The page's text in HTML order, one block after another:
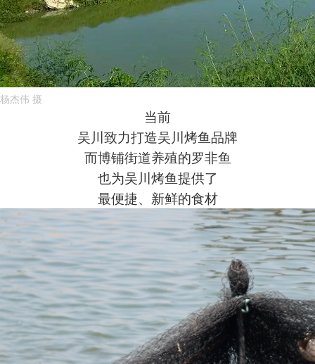
杨杰伟 摄
当前
吴川致力打造吴川烤鱼品牌
而博铺街道养殖的罗非鱼
也为吴川烤鱼提供了
最便捷、新鲜的食材